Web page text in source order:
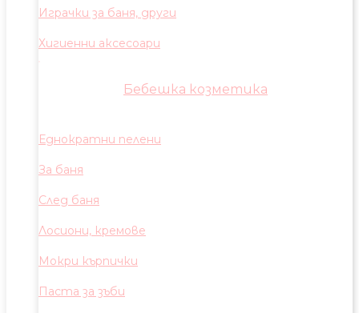
Играчки за баня, други
Хигиенни аксесоари
Бебешка козметика
Еднократни пелени
За баня
След баня
Лосиони, кремове
Мокри кърпички
Паста за зъби